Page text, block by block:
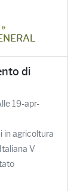
di
19-apr-
in agricoltura
V